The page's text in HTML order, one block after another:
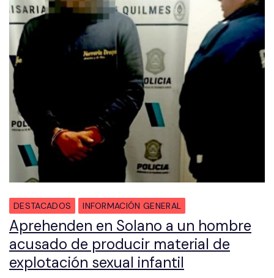
DESTACADOS INFORMACIÓN GENERAL
Aprehenden en Solano a un hombre
acusado de producir material de
explotación sexual infantil